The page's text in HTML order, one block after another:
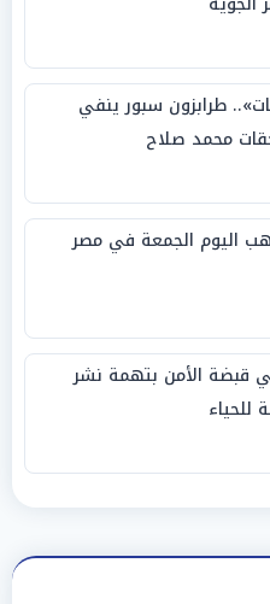
طرابزون سبور ينفي
محمد صلاح
اليوم الجمعة في مصر
قبضة الأمن بتهمة نشر